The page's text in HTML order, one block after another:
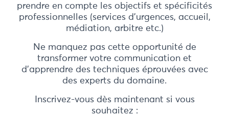
prendre en compte les objectifs et spécificités
professionnelles (services d’urgences, accueil,
médiation, arbitre etc.)
Ne manquez pas cette opportunité de
transformer votre communication et
d’apprendre des techniques éprouvées avec
des experts du domaine.
Inscrivez-vous dès maintenant si vous
souhaitez :